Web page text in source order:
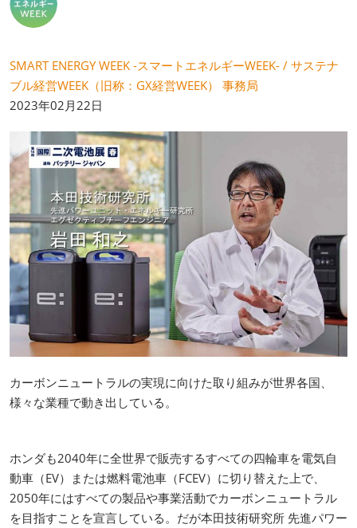
SMART ENERGY WEEK -スマートエネルギーWEEK- / サステナ
ブル経営WEEK（旧称：GX経営WEEK） 事務局
2023年02月22日
カーボンニュートラルの実現に向けた取り組みが世界各国、
様々な業種で動き出している。
ホンダも2040年に全世界で販売するすべての四輪車を電気自
動車（EV）または燃料電池車（FCEV）に切り替えた上で、
2050年にはすべての製品や事業活動でカーボンニュートラル
を目指すことを宣言している。だが本田技術研究所 先進パワー